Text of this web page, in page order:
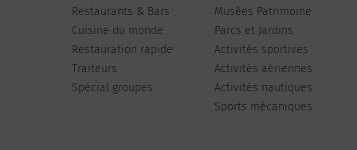
Restaurants & Bars
Cuisine du monde
Restauration rapide
Traiteurs
Spécial groupes
Musées Patrimoine
Parcs et Jardins
Activités sportives
Activités aériennes
Activités nautiques
Sports mécaniques